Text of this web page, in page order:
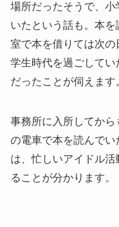
場所だったそうで、
いたという話も。本
室で本を借りては次の
学生時代を過ごしてい
だったことが伺えます
事務所に入所してか
の電車で本を読んで
は、忙しいアイドル
ることが分かります。